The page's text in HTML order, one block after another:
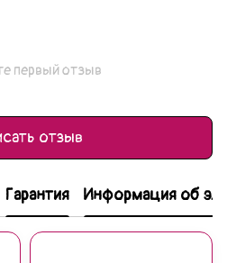
первый отзыв
отзыв
Гарантия Информация об